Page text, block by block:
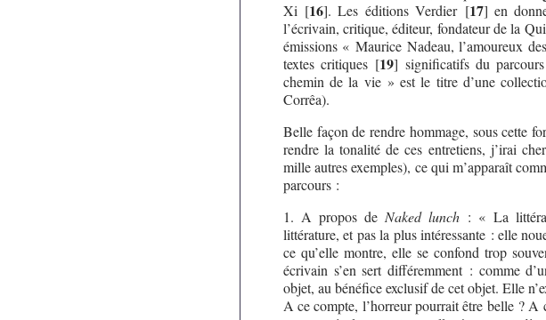
Xi [16]. Les éditions Verdier[17] en
l’écrivain, critique, éditeur, fondateur de la
émissions « Maurice Nadeau, l’amoureux
textes critiques [19] significatifs du
chemin de la vie » est le titre d’une
Corrêa).
Belle façon de rendre hommage, sous cette
rendre la tonalité de ces entretiens, j’irai
mille autres exemples), ce qui m’apparaît
parcours :
1. A propos de Naked lunch: « La
littérature, et pas la plus intéressante : elle
ce qu’elle montre, elle se confond trop
écrivain s’en sert différemment : comme
objet, au bénéfice exclusif de cet objet. Elle
A ce compte, l’horreur pourrait être belle ?